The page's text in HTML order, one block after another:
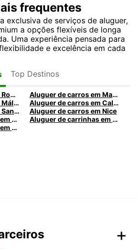
frequentes
exclusiva de serviços de aluguer,
a opções flexíveis de longa
Uma experiência pensada para
e excelência em cada
Top Destinos
Aluguer de carros em Roma
Aluguer de carros em Madrid
Aluguer de carros em Málaga
Aluguer de carros em Caldas da Rainha
Aluguer de carros em Santa Maria da Feira
Aluguer de carros em Nice
Aluguer de carrinhas em Nice
Aluguer de carrinhas em Santa Maria da Feira
Aluguer de carrinhas em Caldas da Rainha